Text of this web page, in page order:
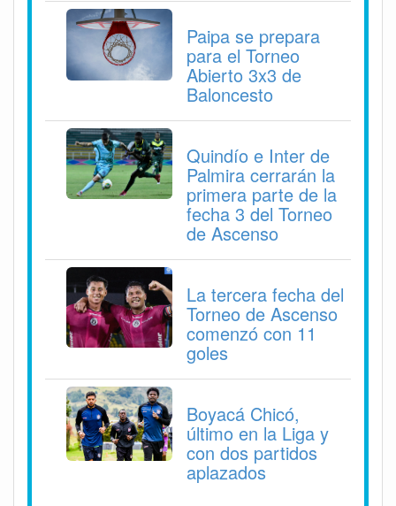
Paipa se prepara
para el Torneo
Abierto 3x3 de
Baloncesto
Quindío e Inter de
Palmira cerrarán la
primera parte de la
fecha 3 del Torneo
de Ascenso
La tercera fecha del
Torneo de Ascenso
comenzó con 11
goles
Boyacá Chicó,
último en la Liga y
con dos partidos
aplazados